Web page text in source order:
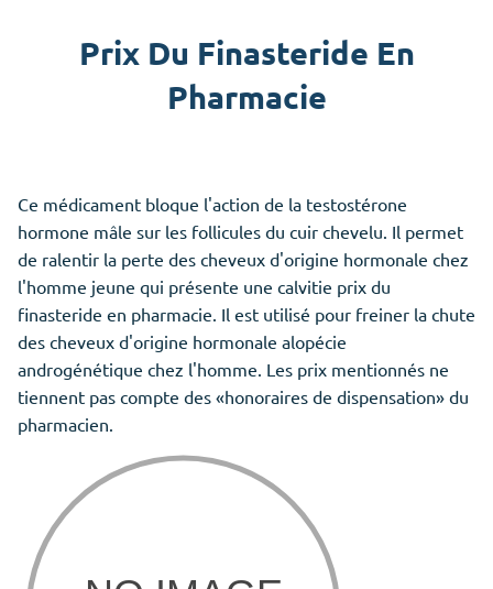
Prix Du Finasteride En
Pharmacie
Ce médicament bloque l'action de la testostérone
hormone mâle sur les follicules du cuir chevelu. Il permet
de ralentir la perte des cheveux d'origine hormonale chez
l'homme jeune qui présente une calvitie prix du
finasteride en pharmacie. Il est utilisé pour freiner la chute
des cheveux d'origine hormonale alopécie
androgénétique chez l'homme. Les prix mentionnés ne
tiennent pas compte des «honoraires de dispensation» du
pharmacien.